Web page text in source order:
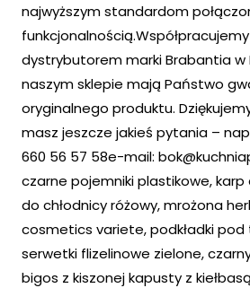
najwyższym standardom
dystrybutorem marki Brabantia w
naszym sklepie mają Państwo
oryginalnego produktu.
masz jeszcze jakieś pytania –
660 56 57 58e-mail:
czarne pojemniki plastikowe, karp
do chłodnicy różowy, mrożona
cosmetics variete, podkładki pod
serwetki flizelinowe zielone,
bigos z kiszonej kapusty z